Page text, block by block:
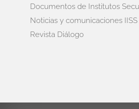
Documentos de Institutos
Noticias y comunicaciones IISS
Revista Diálogo